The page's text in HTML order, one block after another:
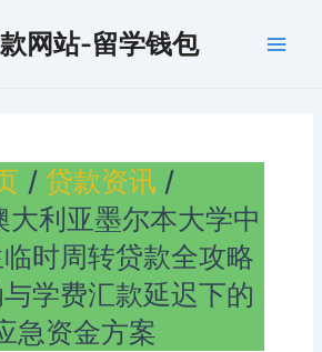
网站-留学钱包
贷款资讯
利亚墨尔本大学中
时周转贷款全攻略
学费汇款延迟下的
急资金方案